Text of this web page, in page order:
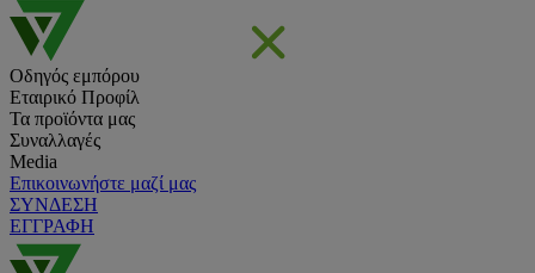
Οδηγός εμπόρου
Εταιρικό Προφίλ
Τα προϊόντα μας
Συναλλαγές
Media
Επικοινωνήστε μαζί μας
ΣΥΝΔΕΣΗ
ΕΓΓΡΑΦΗ